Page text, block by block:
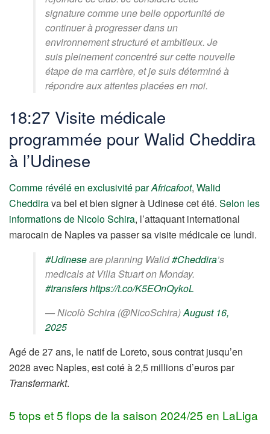
signature comme une belle opportunité de
continuer à progresser dans un
environnement structuré et ambitieux. Je
suis pleinement concentré sur cette nouvelle
étape de ma carrière, et je suis déterminé à
répondre aux attentes placées en moi.
18:27 Visite médicale
programmée pour Walid Cheddira
à l’Udinese
Comme révélé en exclusivité parAfricafoot, Walid
Cheddirava bel et bien signer à Udinese cet été. Selon les
informations de Nicolo Schira, l’attaquant international
marocain de Naples va passer sa visite médicale ce lundi.
#Udineseare planning Walid#Cheddira’s
medicals at Villa Stuart on Monday.
#transfershttps://t.co/K5EOnQykoL
— Nicolò Schira (@NicoSchira)August 16,
2025
Agé de 27 ans, le natif de Loreto, sous contrat jusqu’en
2028 avec Naples, est coté à 2,5 millions d’euros par
Transfermarkt.
5 tops et 5 flops de la saison 2024/25 en LaLiga